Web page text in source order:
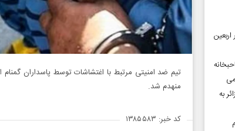
تیم ضد امنیتی مرتبط با اغتشاشات توسط پاسداران گمنام
منهدم شد.
کد خبر: ۱۳۸۵۵۸۳
اربعین
به